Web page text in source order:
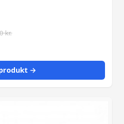
kr.
→